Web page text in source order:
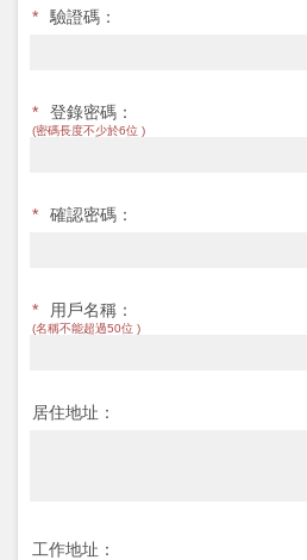
*
驗證碼：
* 登錄密碼：
(密碼長度不少於6位 )
* 確認密碼：
* 用戶名稱：
(名稱不能超過50位 )
居住地址：
工作地址：